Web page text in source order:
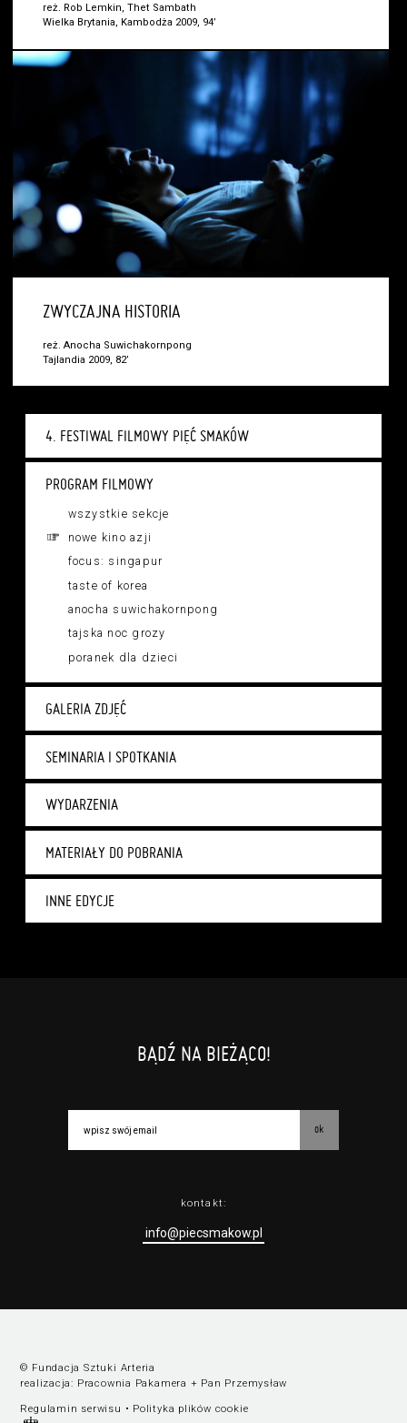
4. FESTIWAL FILMOWY PIĘĆ SMAKÓW
PROGRAM FILMOWY
wszystkie sekcje
nowe kino azji
focus: singapur
taste of korea
anocha suwichakornpong
tajska noc grozy
poranek dla dzieci
GALERIA ZDJĘĆ
SEMINARIA I SPOTKANIA
WYDARZENIA
MATERIAŁY DO POBRANIA
INNE EDYCJE
reż. Rob Lemkin, Thet Sambath
Wielka Brytania, Kambodża 2009, 94’
ZWYCZAJNA HISTORIA
reż. Anocha Suwichakornpong
Tajlandia 2009, 82’
BĄDŹ NA BIEŻĄCO!
ok
kontakt:
info@piecsmakow.pl
© Fundacja Sztuki Arteria
realizacja: Pracownia Pakamera + Pan Przemysław
Regulamin serwisu • Polityka plików cookie